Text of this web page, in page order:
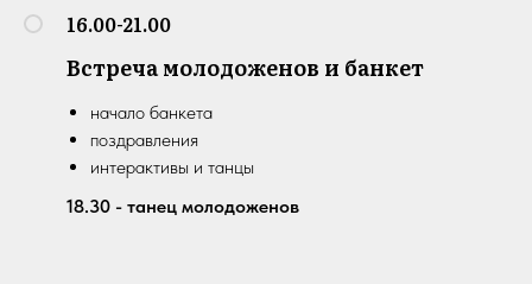
16.00-21.00
Встреча молодоженов и банкет
начало банкета
поздравления
интерактивы и танцы
18.30 - танец молодоженов